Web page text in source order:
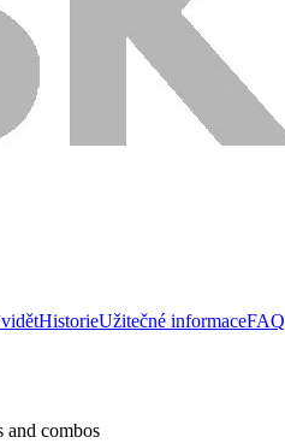
HistorieUžitečné informaceFAQ
and combos